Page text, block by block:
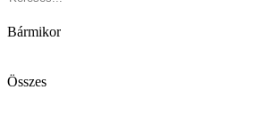
Bármikor
Összes